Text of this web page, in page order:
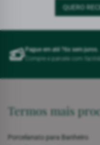
QUERO
Pague em até ?6x sem juros.
Compre e parcele com
Termos mais
Porcelanato para Banheiro